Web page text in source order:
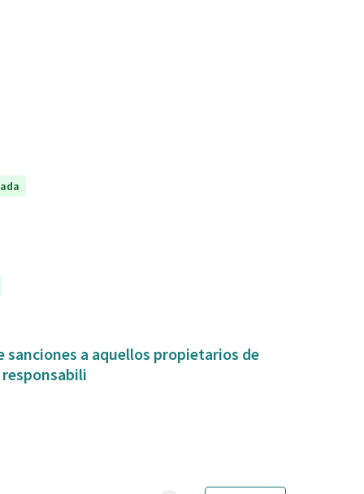
sanciones a aquellos propietarios de
responsabili